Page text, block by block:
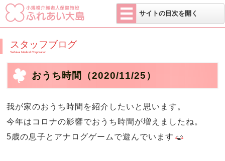
医療法人 せい
サイトの目次を開く
スタッフブログ
Seifukai Medical Corporation
おうち時間 （2020/11/25）
我が家のおうち時間を紹介したいと思います。
今年はコロナの影響でおうち時間が増えましたね。
5歳の息子とアナログゲームで遊んでいます